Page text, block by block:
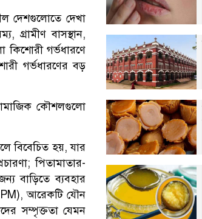
দেশগুলোতে দেখা
গ্রামীণ বাসস্থান,
কিশোরী গর্ভধারণে
গর্ভধারণের বড়
কৌশলগুলো
বিবেচিত হয়, যার
পিতামাতার-
বাড়িতে ব্যবহার
আরেকটি যৌন
সম্পৃক্ততা যেমন